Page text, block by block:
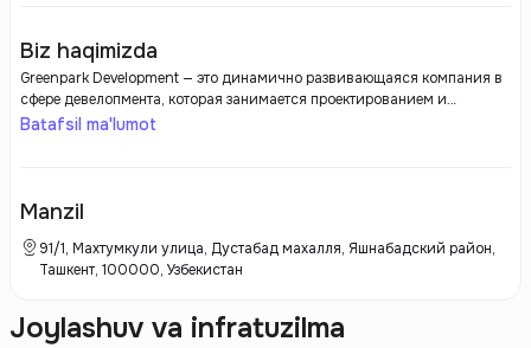
Biz haqimizda
Greenpark Development — это динамично развивающаяся компания в
сфере девелопмента, которая занимается проектированием и
строительством современных жилых и коммерческих объектов.
использует инновационные технологии, современные материалы и
Batafsil ma'lumot
Manzil
91/1, Махтумкули улица, Дустабад махалля, Яшнабадский район,
Ташкент, 100000, Узбекистан
Joylashuv va infratuzilma